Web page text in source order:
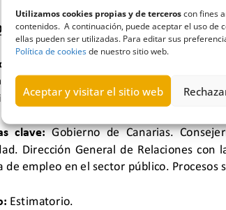
Utilizamos cookies propias y de terceroscon fines
contenidos. A continuación, puede aceptar el uso
ellas pueden ser utilizadas. Para editar sus
Política de cookiesde nuestro sitio web.
Aceptar y visitar el sitio web